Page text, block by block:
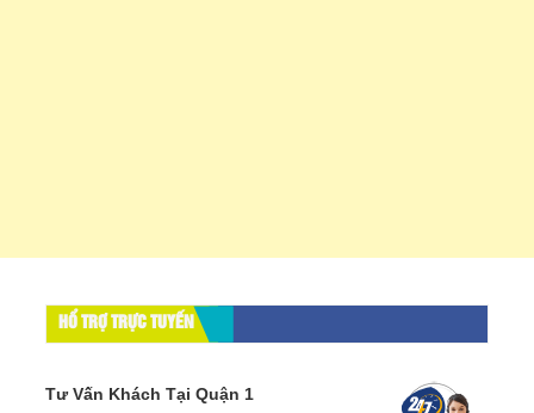
HỔ TRỢ TRỰC TUYẾN
Tư Vấn Khách Tại Quận 1